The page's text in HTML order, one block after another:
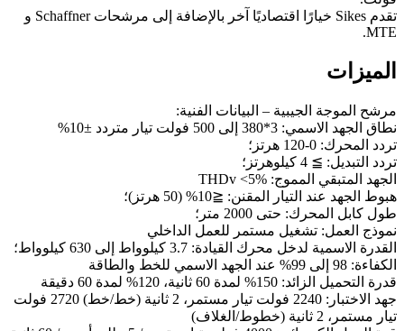
تقدم Sikes خيارًا اقتصاديًا آخر بالإضافة إلى مرشحات Schaffner و
MTE.
الميزات
مرشح الموجة الجيبية – البيانات الفنية:
نطاق الجهد الاسمي: 3*380 إلى 500 فولت تيار متردد ±10%
تردد المحرك: 0-120 هرتز؛
تردد التبديل: ≧ 4 كيلوهرتز؛
الجهد المتبقي المموج: THDv <5%
هبوط الجهد عند التيار المقنن: ≦10% (50 هرتز)؛
طول كابل المحرك: حتى 2000 متر؛
نموذج العمل: تشغيل مستمر للعمل الداخلي
القدرة الاسمية لدخل محرك القيادة: 3.7 كيلوواط إلى 630 كيلوواط؛
الكفاءة: 98 إلى 99% عند الجهد الاسمي للخط والطاقة
قدرة التحميل الزائد: 150% لمدة 60 ثانية، 120% لمدة 60 دقيقة
جهد الاختبار: 2240 فولت تيار مستمر، 2 ثانية (خط/خط) 2720 فولت
تيار مستمر، 2 ثانية (خطوط/الغلاف)